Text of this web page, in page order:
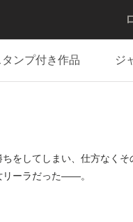
タンプ付き作品 ジ
をしてしまい、仕方なく
リーラだった――。